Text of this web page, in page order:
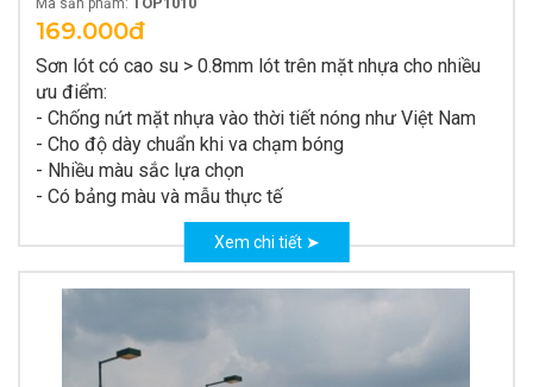
Mã sản phẩm:
169.000đ
Sơn lót có cao su > 0.8mm lót trên mặt nhựa cho nhiều
ưu điểm:
- Chống nứt mặt nhựa vào thời tiết nóng như Việt Nam
- Cho độ dày chuẩn khi va chạm bóng
- Nhiều màu sắc lựa chọn
- Có bảng màu và mẫu thực tế
Xem chi tiết ➤